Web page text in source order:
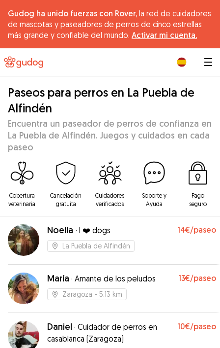
Gudog ha unido fuerzas con Rover, la red de cuidadores
de mascotas y paseadores de perros de cinco estrellas
más grande y confiable del mundo. Activar mi cuenta.
Paseos para perros en La Puebla de
Alfindén
Encuentra un paseador de perros de confianza en
La Puebla de Alfindén. Juegos y cuidados en cada
paseo
Cobertura
veterinaria
Cancelación
gratuita
Cuidadores
verificados
Soporte y
Ayuda
Pago
seguro
Noelia · I ❤️ dogs 14€/paseo
La Puebla de Alfindén
María · Amante de los peludos 13€/paseo
Zaragoza - 5.13 km
Daniel · Cuidador de perros en
casablanca (Zaragoza)
10€/paseo